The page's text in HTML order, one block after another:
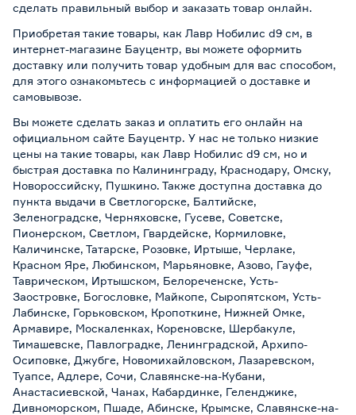
сделать правильный выбор и заказать товар онлайн.
Приобретая такие товары, как Лавр Нобилис d9 см, в
интернет-магазине Бауцентр, вы можете оформить
доставку или получить товар удобным для вас способом,
для этого ознакомьтесь с информацией о доставке и
самовывозе.
Вы можете сделать заказ и оплатить его онлайн на
официальном сайте Бауцентр. У нас не только низкие
цены на такие товары, как Лавр Нобилис d9 см, но и
быстрая доставка по Калининграду, Краснодару, Омску,
Новороссийску, Пушкино. Также доступна доставка до
пункта выдачи в Светлогорске, Балтийске,
Зеленоградске, Черняховске, Гусеве, Советске,
Пионерском, Светлом, Гвардейске, Кормиловке,
Каличинске, Татарске, Розовке, Иртыше, Черлаке,
Красном Яре, Любинском, Марьяновке, Азово, Гауфе,
Таврическом, Иртышском, Белореченске, Усть-
Заостровке, Богословке, Майкопе, Сыропятском, Усть-
Лабинске, Горьковском, Кропоткине, Нижней Омке,
Армавире, Москаленках, Кореновске, Шербакуле,
Тимашевске, Павлоградке, Ленинградской, Архипо-
Осиповке, Джубге, Новомихайловском, Лазаревском,
Туапсе, Адлере, Сочи, Славянске-на-Кубани,
Анастасиевской, Чанах, Кабардинке, Геленджике,
Дивноморском, Пшаде, Абинске, Крымске, Славянске-на-